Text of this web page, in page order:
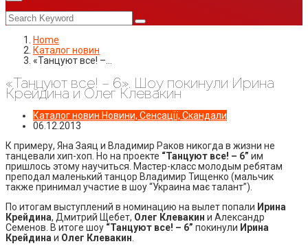
Home
Каталог новин
«Танцуют все! –…
«Танцуют все! – 6». Шоу покинули Ирина
Крейдина и Олег Клевакин
Каталог новин Новини, Сенсації, Скандали
06.12.2013
К примеру, Яна Заяц и Владимир Раков никогда в жизни не
танцевали хип-хоп. Но на проекте “Танцуют все! – 6” им
пришлось этому научиться. Мастер-класс молодым ребятам
преподал маленький танцор Владимир Тищенко (мальчик
также принимал участие в шоу “Украина має талант”).
По итогам выступлений в номинацию на вылет попали Ирина
Крейдина, Дмитрий Щебет, Олег Клевакин и Александр
Семенов. В итоге шоу “Танцуют все! – 6” покинули Ирина
Крейдина и Олег Клевакин